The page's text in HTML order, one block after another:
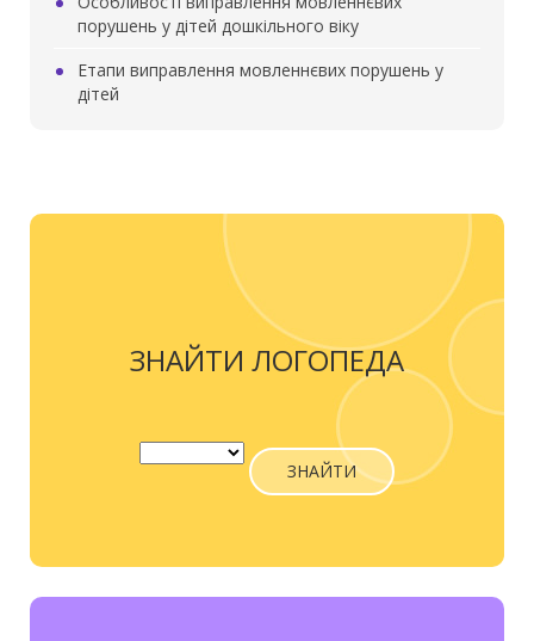
порушень у дітей дошкільного віку
Етапи виправлення мовленнєвих порушень у
дітей
ЗНАЙТИ ЛОГОПЕДА
ЗНАЙТИ